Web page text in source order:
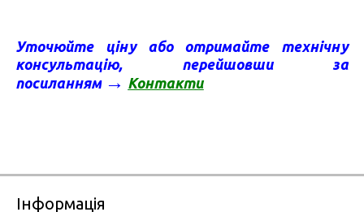
Уточюйте ціну або отримайте технічну
консультацію, перейшовши за
посиланням → Контакти
Інформація